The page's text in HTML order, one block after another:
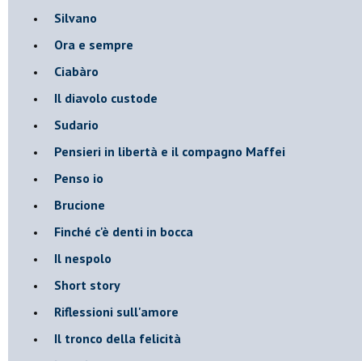
Silvano
Ora e sempre
Ciabàro
Il diavolo custode
Sudario
Pensieri in libertà e il compagno Maffei
Penso io
Brucione
Finché c'è denti in bocca
Il nespolo
Short story
Riflessioni sull'amore
Il tronco della felicità